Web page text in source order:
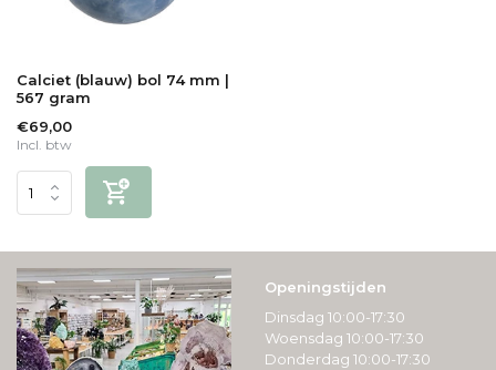
Calciet (blauw) bol 74 mm |
567 gram
€69,00
Incl. btw
Openingstijden
Dinsdag 10:00-17:30
Woensdag 10:00-17:30
Donderdag 10:00-17:30